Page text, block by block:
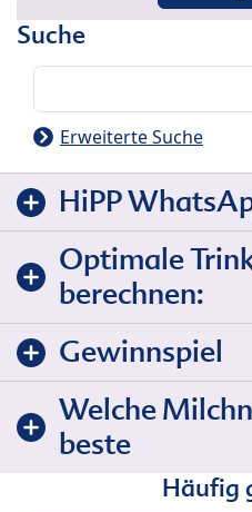
Suche
Erweiterte Suche
HiPP
Optimale
berechnen:
Gewinnspiel
Welche
beste
Häufig